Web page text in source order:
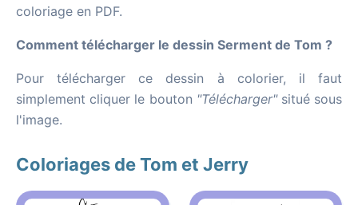
coloriage en PDF.
Comment télécharger le dessin Serment de Tom ?
Pour télécharger ce dessin à colorier, il faut
simplement cliquer le bouton "Télécharger"situé sous
l'image.
Coloriages de Tom et Jerry